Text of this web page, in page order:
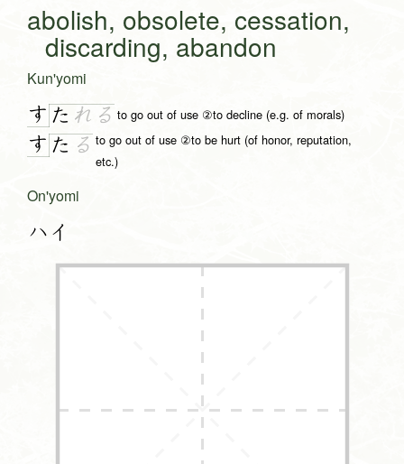
abolish, obsolete, cessation,
discarding, abandon
Kun'yomi
す た れ る to go out of use ②to decline (e.g. of morals)
す た る to go out of use ②to be hurt (of honor, reputation,
etc.)
On'yomi
ハイ